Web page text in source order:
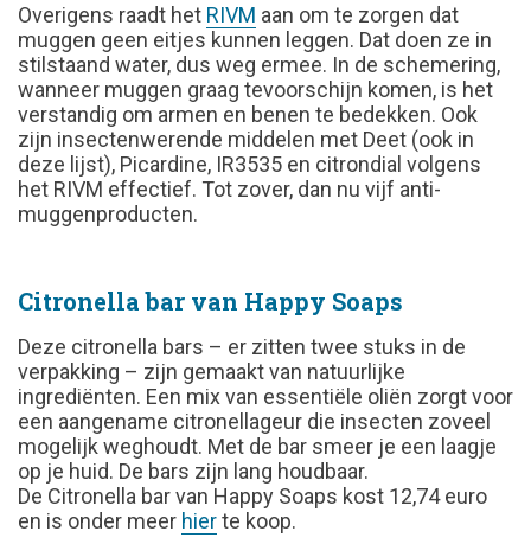
Overigens raadt het RIVM aan om te zorgen dat
muggen geen eitjes kunnen leggen. Dat doen ze in
stilstaand water, dus weg ermee. In de schemering,
wanneer muggen graag tevoorschijn komen, is het
verstandig om armen en benen te bedekken. Ook
zijn insectenwerende middelen met Deet (ook in
deze lijst), Picardine, IR3535 en citrondial volgens
het RIVM effectief. Tot zover, dan nu vijf anti-
muggenproducten.
Citronella bar van Happy Soaps
Deze citronella bars – er zitten twee stuks in de
verpakking – zijn gemaakt van natuurlijke
ingrediënten. Een mix van essentiële oliën zorgt voor
een aangename citronellageur die insecten zoveel
mogelijk weghoudt. Met de bar smeer je een laagje
op je huid. De bars zijn lang houdbaar.
De Citronella bar van Happy Soaps kost 12,74 euro
en is onder meer hierte koop.